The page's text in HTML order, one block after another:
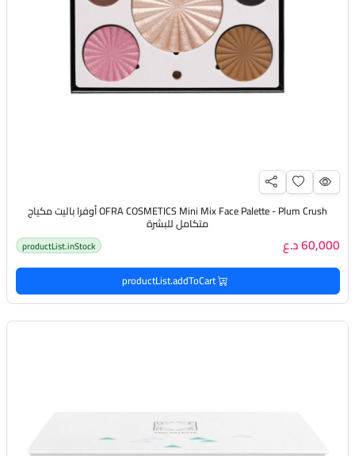
OFRA COSMETICS Mini Mix Face Palette - Plum Crush أوفرا باليت مكياج
متكامل للبشرة
60,000 د.ع productList.inStock
productList.addToCart